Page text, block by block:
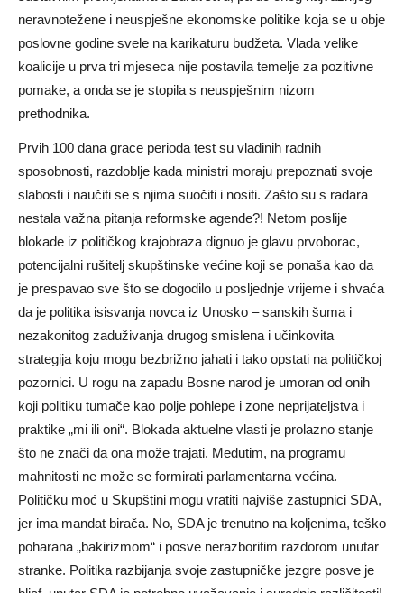
neravnotežene i neuspješne ekonomske politike koja se u obje
poslovne godine svele na karikaturu budžeta. Vlada velike
koalicije u prva tri mjeseca nije postavila temelje za pozitivne
pomake, a onda se je stopila s neuspješnim nizom
prethodnika.
Prvih 100 dana grace perioda test su vladinih radnih
sposobnosti, razdoblje kada ministri moraju prepoznati svoje
slabosti i naučiti se s njima suočiti i nositi. Zašto su s radara
nestala važna pitanja reformske agende?! Netom poslije
blokade iz političkog krajobraza dignuo je glavu prvoborac,
potencijalni rušitelj skupštinske većine koji se ponaša kao da
je prespavao sve što se dogodilo u posljednje vrijeme i shvaća
da je politika isisvanja novca iz Unosko – sanskih šuma i
nezakonitog zaduživanja drugog smislena i učinkovita
strategija koju mogu bezbrižno jahati i tako opstati na političkoj
pozornici. U rogu na zapadu Bosne narod je umoran od onih
koji politiku tumače kao polje pohlepe i zone neprijateljstva i
praktike „mi ili oni“. Blokada aktuelne vlasti je prolazno stanje
što ne znači da ona može trajati. Međutim, na programu
mahnitosti ne može se formirati parlamentarna većina.
Političku moć u Skupštini mogu vratiti najviše zastupnici SDA,
jer ima mandat birača. No, SDA je trenutno na koljenima, teško
poharana „bakirizmom“ i posve nerazboritim razdorom unutar
stranke. Politika razbijanja svoje zastupničke jezgre posve je